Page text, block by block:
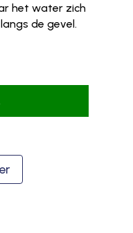
het water zich
de gevel.